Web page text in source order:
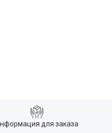
для заказа